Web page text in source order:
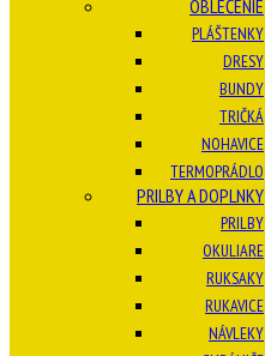
OBLEČENIE
PLÁŠTENKY
DRESY
BUNDY
TRIČKÁ
NOHAVICE
TERMOPRÁDLO
PRILBY A DOPLNKY
PRILBY
OKULIARE
RUKSAKY
RUKAVICE
NÁVLEKY